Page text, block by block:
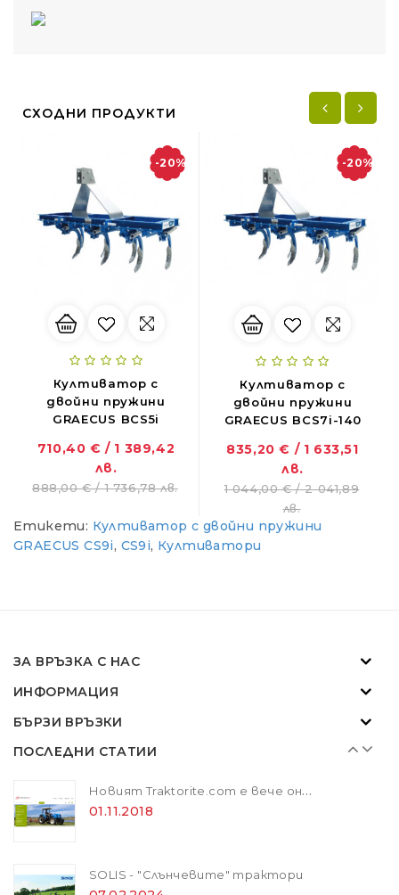
СХОДНИ ПРОДУКТИ
-20%
Култиватор с
двойни пружини
GRAECUS BCS5i
710,40 € / 1 389,42
лв.
888,00 € / 1 736,78 лв.
-20%
Култиватор с
двойни пружини
GRAECUS BCS7i-140
835,20 € / 1 633,51
лв.
1 044,00 € / 2 041,89
лв.
Етикети: Култиватор с двойни пружини
GRAECUS CS9i, CS9i, Култиватори
ЗА ВРЪЗКА С НАС
ИНФОРМАЦИЯ
БЪРЗИ ВРЪЗКИ
ПОСЛЕДНИ СТАТИИ
ZANON MARLIN SA 160 - за лесна резитба в гъста растителност
01.11.2018
01.11.2018
Новият Traktorite.com е вече онлайн
01.11.2018
SOLIS - "Слънчевите" трактори